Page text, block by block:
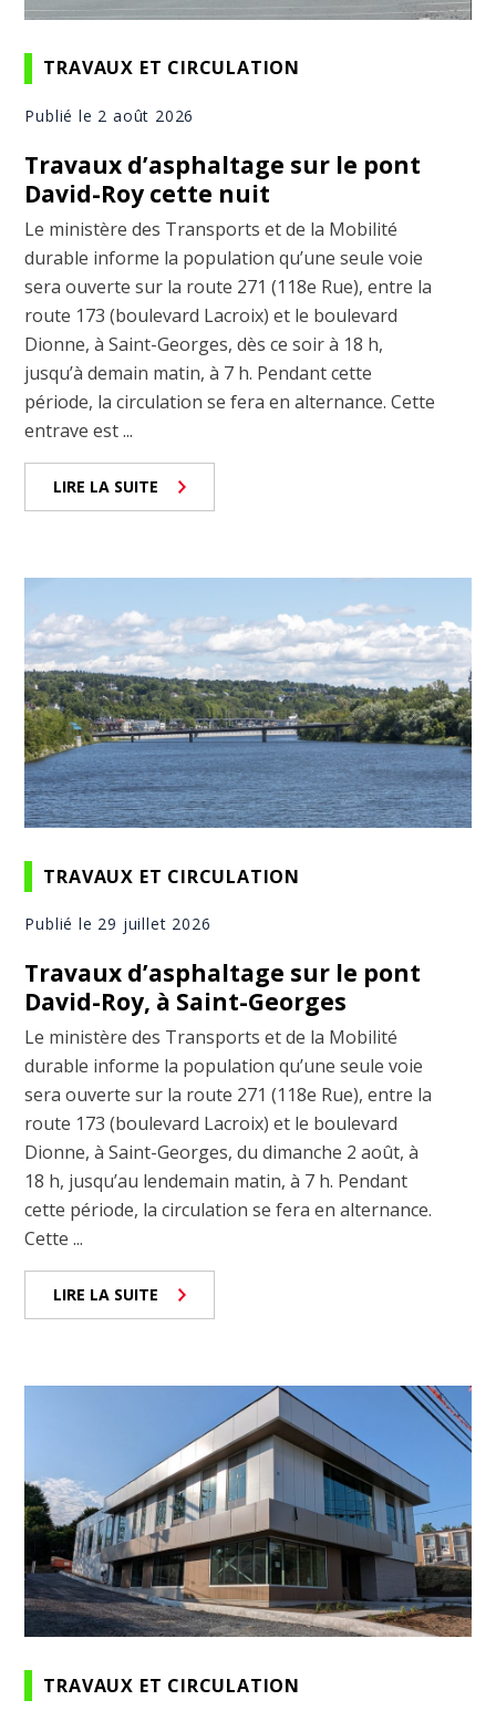
TRAVAUX ET CIRCULATION
Publié le 2 août 2026
Travaux d’asphaltage sur le pont
David-Roy cette nuit
Le ministère des Transports et de la Mobilité
durable informe la population qu’une seule voie
sera ouverte sur la route 271 (118e Rue), entre la
route 173 (boulevard Lacroix) et le boulevard
Dionne, à Saint-Georges, dès ce soir à 18 h,
jusqu’à demain matin, à 7 h. Pendant cette
période, la circulation se fera en alternance. Cette
entrave est ...
LIRE LA SUITE
TRAVAUX ET CIRCULATION
Publié le 29 juillet 2026
Travaux d’asphaltage sur le pont
David-Roy, à Saint-Georges
Le ministère des Transports et de la Mobilité
durable informe la population qu’une seule voie
sera ouverte sur la route 271 (118e Rue), entre la
route 173 (boulevard Lacroix) et le boulevard
Dionne, à Saint-Georges, du dimanche 2 août, à
18 h, jusqu’au lendemain matin, à 7 h. Pendant
cette période, la circulation se fera en alternance.
Cette ...
LIRE LA SUITE
TRAVAUX ET CIRCULATION